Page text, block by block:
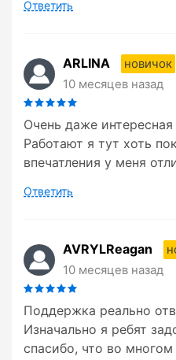
Ответить
ARLINA
новичок
10 месяцев назад
Очень даже
Работают я тут хоть
впечатления у меня
Ответить
AVRYLReagan
10 месяцев назад
Поддержка реально
Изначально я ребят
спасибо, что во многом